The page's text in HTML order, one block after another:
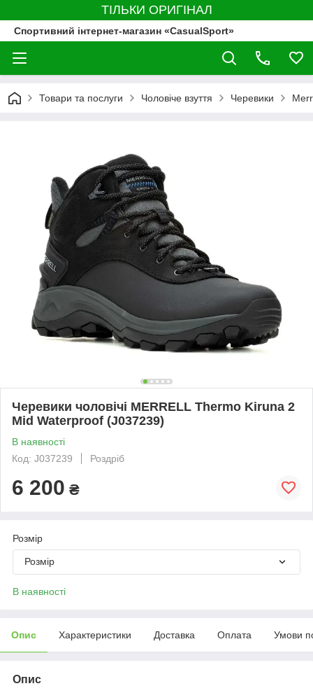
ТІЛЬКИ ОРИГІНАЛ
Спортивний інтернет-магазин «CasualSport»
Товари та послуги Чоловіче взуття Черевики
Черевики чоловічі MERRELL Thermo Kiruna 2
Mid Waterproof (J037239)
В наявності
Код: J037239
Роздріб
6 200 ₴
Розмір
Розмір
В наявності
Опис Характеристики Доставка Оплата Умови
Опис